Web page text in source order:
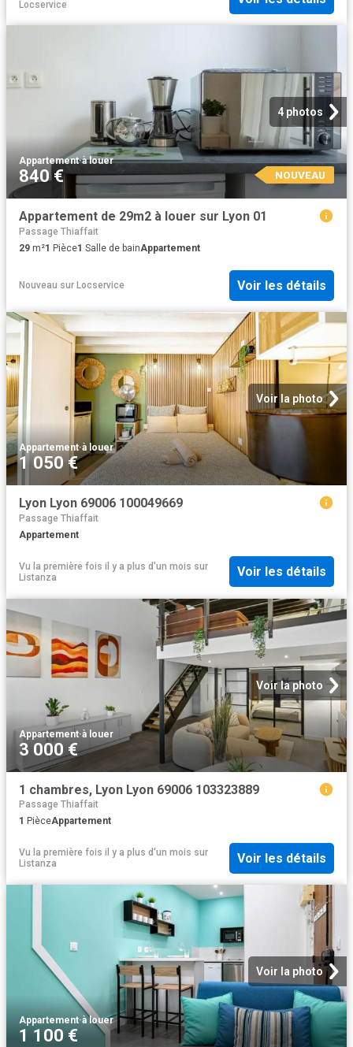
Locservice
4 photos
Appartement·à louer
840 € NOUVEAU
Appartement de 29m2 à louer sur Lyon 01
Passage Thiaffait
29 m²1 Pièce1 Salle de bainAppartement
Nouveau sur Locservice Voir les détails
Voir la photo
Appartement·à louer
1 050 €
Lyon Lyon 69006 100049669
Passage Thiaffait
Appartement
Vu la première fois il y a plus d'un mois sur
Listanza
Voir les détails
Voir la photo
Appartement·à louer
3 000 €
1 chambres, Lyon Lyon 69006 103323889
Passage Thiaffait
1 PièceAppartement
Vu la première fois il y a plus d'un mois sur
Listanza
Voir les détails
Voir la photo
Appartement·à louer
1 100 €